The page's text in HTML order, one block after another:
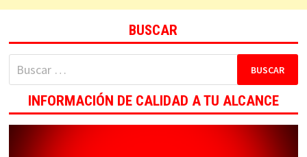
BUSCAR
Buscar:
INFORMACIÓN DE CALIDAD A TU ALCANCE